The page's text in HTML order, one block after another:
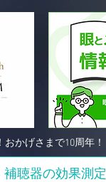
補聴器の効果測定
かげさまで10周年！